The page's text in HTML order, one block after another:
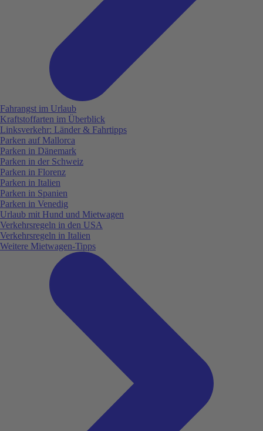
Fahrangst im Urlaub
Kraftstoffarten im Überblick
Linksverkehr: Länder & Fahrtipps
Parken auf Mallorca
Parken in Dänemark
Parken in der Schweiz
Parken in Florenz
Parken in Italien
Parken in Spanien
Parken in Venedig
Urlaub mit Hund und Mietwagen
Verkehrsregeln in den USA
Verkehrsregeln in Italien
Weitere Mietwagen-Tipps